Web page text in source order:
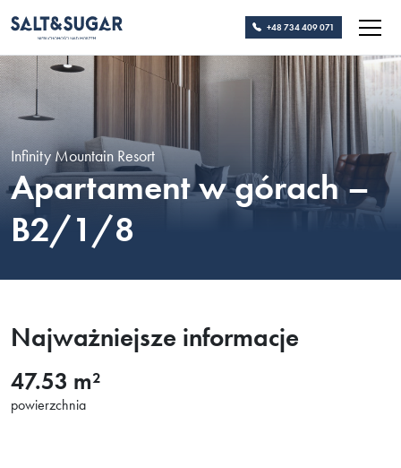
+48 734 409 071
Infinity Mountain Resort
Apartament w górach –
B2/1/8
Najważniejsze informacje
47.53 m²
powierzchnia